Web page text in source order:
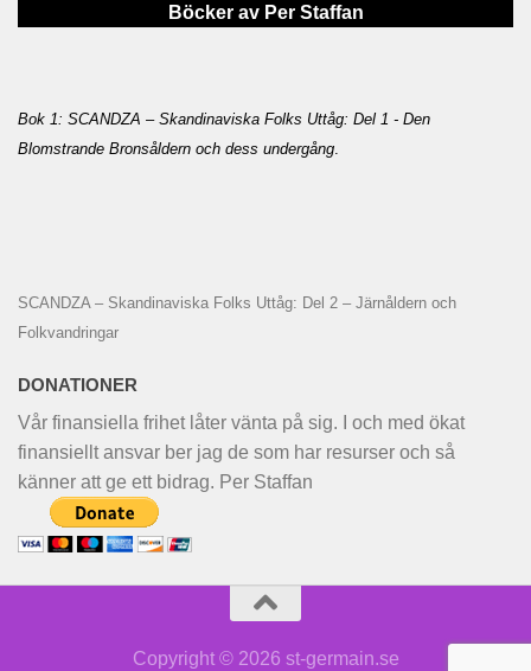
Böcker av Per Staffan
Bok 1: SCANDZA – Skandinaviska Folks Uttåg: Del 1 - Den
Blomstrande Bronsåldern och dess undergång
SCANDZA – Skandinaviska Folks Uttåg: Del 2 – Järnåldern och
Folkvandringar
DONATIONER
Vår finansiella frihet låter vänta på sig. I och med ökat
finansiellt ansvar ber jag de som har resurser och så
känner att ge ett bidrag. Per Staffan
Copyright © 2026 st-germain.se